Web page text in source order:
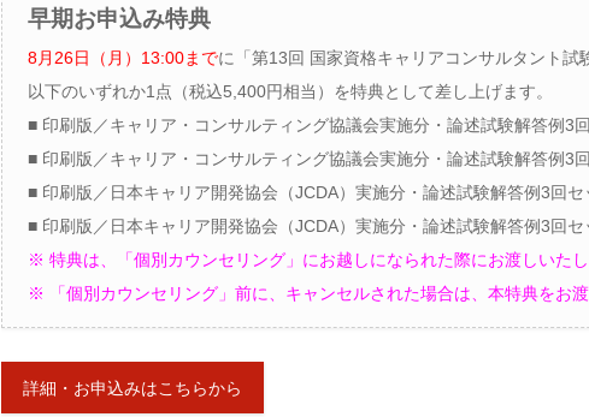
早期お申込み特典
8月26日（月）13:00までに「第13回 国家資格キャリアコンサルタント試
以下のいずれか1点（税込5,400円相当）を特典として差し上げます。
■ 印刷版／キャリア・コンサルティング協議会実施分・論述試験解答例3
■ 印刷版／キャリア・コンサルティング協議会実施分・論述試験解答例3
■ 印刷版／日本キャリア開発協会（JCDA）実施分・論述試験解答例3回セ
■ 印刷版／日本キャリア開発協会（JCDA）実施分・論述試験解答例3回セ
※ 特典は、「個別カウンセリング」にお越しになられた際にお渡しいたし
※ 「個別カウンセリング」前に、キャンセルされた場合は、本特典をお
詳細・お申込みはこちらから